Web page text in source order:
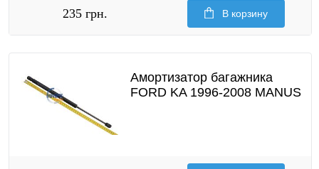
235 грн. В корзину
Амортизатор багажника
FORD KA 1996-2008 MANUS